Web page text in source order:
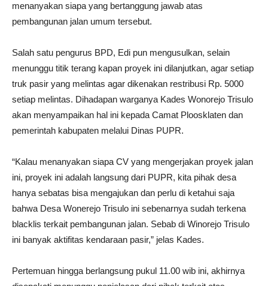
menanyakan siapa yang bertanggung jawab atas
pembangunan jalan umum tersebut.
Salah satu pengurus BPD, Edi pun mengusulkan, selain
menunggu titik terang kapan proyek ini dilanjutkan, agar setiap
truk pasir yang melintas agar dikenakan restribusi Rp. 5000
setiap melintas. Dihadapan warganya Kades Wonorejo Trisulo
akan menyampaikan hal ini kepada Camat Ploosklaten dan
pemerintah kabupaten melalui Dinas PUPR.
“Kalau menanyakan siapa CV yang mengerjakan proyek jalan
ini, proyek ini adalah langsung dari PUPR, kita pihak desa
hanya sebatas bisa mengajukan dan perlu di ketahui saja
bahwa Desa Wonerejo Trisulo ini sebenarnya sudah terkena
blacklis terkait pembangunan jalan. Sebab di Winorejo Trisulo
ini banyak aktifitas kendaraan pasir,” jelas Kades.
Pertemuan hingga berlangsung pukul 11.00 wib ini, akhirnya